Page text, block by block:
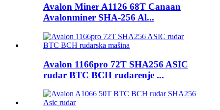
Avalon Miner A1126 68T Canaan
Avalonminer SHA-256 Al...
Avalon 1166pro 72T SHA256 ASIC
rudar BTC BCH rudarenje ...